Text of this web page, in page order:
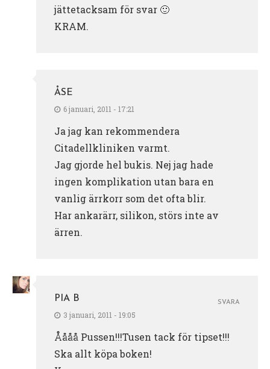
jättetacksam för svar 🙂
KRAM.
ÅSE
6 januari, 2011 - 17:21
Ja jag kan rekommendera
Citadellkliniken varmt.
Jag gjorde hel bukis. Nej jag hade
ingen komplikation utan bara en
vanlig ärrkorr som det ofta blir.
Har ankarärr, silikon, störs inte av
ärren.
PIA B
3 januari, 2011 - 19:05
Åååå Pussen!!!Tusen tack för tipset!!!
Ska allt köpa boken!
SVARA